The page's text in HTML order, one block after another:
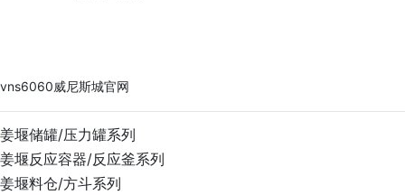
vns6060威尼斯城官网
姜堰储罐/压力罐系列
姜堰反应容器/反应釜系列
姜堰料仓/方斗系列